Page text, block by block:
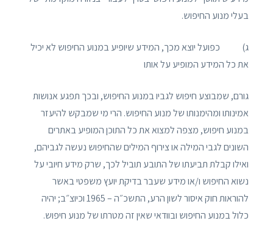
בעלי מנוע החיפוש.
ג) כפועל יוצא מכך, המידע שיופיע במנוע החיפוש לא יכיל
את כל המידע המופיע על אותו
גורם, שמבוצע חיפוש לגביו במנוע החיפוש, ובכך תפגע אנושות
אמינותו ומהימנותו של מנוע החיפוש. הרי מי שמבקש להיעזר
במנוע חיפוש, מצפה למצוא את כל התוכן המופיע באתרים
השונים לגבי המילה או צירוף המילים שהחיפוש נעשה לגביהם,
ואילו קבלת תביעתו של התובע תוביל לכך, שרק מידע חיובי על
נשוא החיפוש ו/או מידע שעבר בדיקת יועץ משפטי באשר
להוראות חוק איסור לשון הרע, התשכ״ה – 1965 וכיוצ״ב; יהיה
כלול במנוע החיפוש ובוודאי שאין זה מטרתו של מנוע חיפוש.